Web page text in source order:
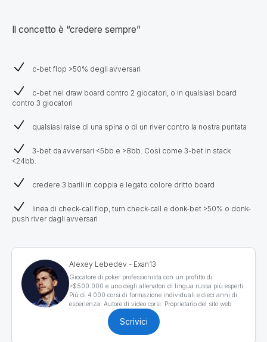
Il concetto è “credere sempre”
c-bet flop >50% degli avversari
c-bet nel draw board contro 2 giocatori, o in qualsiasi board
contro 3 giocatori
qualsiasi raise di una spina o di un river contro la nostra puntata
3-bet da avversari <5bb e >8bb. Così come 3-bet in stack
<24bb.
credere 3 barili in coppia e legato colore dritto board
linea di check-call flop, turn check-call e donk-bet >50% o donk-
push river dagli avversari
Alexey Lebedev - Exan13
Giocatore di poker professionista con un profitto di
>$500.000 e uno degli allenatori di lingua russa più esperti.
Più di 4.000 corsi di formazione individuali e dieci anni di
esperienza. Autore di video corsi. Proprietario del sito web.
Scrivici